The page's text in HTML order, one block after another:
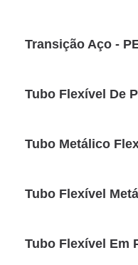
Transição Aço -
Tubo Flexível De
Tubo Metálico
Tubo Flexí­vel
Tubo Flexível Em